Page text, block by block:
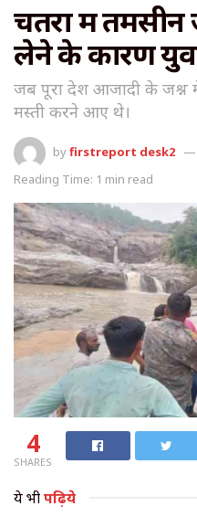
चतरा में तमसीन
लेने के कारण
जब पूरा देश आजादी के जश्न
मस्ती करने आए थे।
byfirstreport desk2
Reading Time: 1 min read
4
SHARES
ये भीपढ़िये